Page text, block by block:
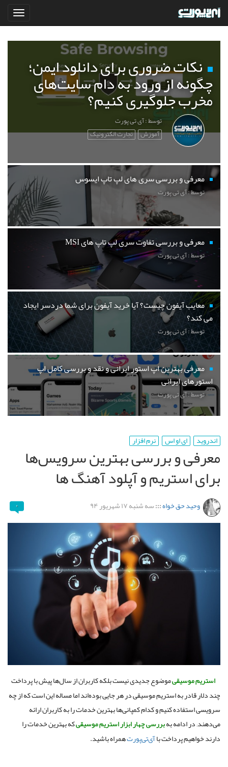
نکات ضروری برای دانلود ایمن؛
چگونه از ورود به دام سایت‌های
مخرب جلوگیری کنیم؟
توسط : آی تی پورت
آموزش تجارت الکترونیک
معرفی و بررسی سری های لپ تاپ ایسوس
توسط : آی تی پورت
معرفی و بررسی تفاوت سری لپ تاپ های MSI
توسط : آی تی پورت
معایب آیفون چیست؟ آیا خرید آیفون برای شما دردسر ایجاد
می کند؟
توسط : آی تی پورت
معرفی بهترین اپ استور ایرانی و نقد و بررسی کامل اپ
استورهای ایرانی
توسط : آی تی پورت
اندروید ای او اس نرم افزار
معرفی و بررسی بهترین سرویس‌ها
برای استریم و آپلود آهنگ ها
وحید حق خواه:::سه شنبه ۱۷ شهریور ۹۴ ۰
استریم موسیقیموضوع جدیدی نیست بلکه کاربران از سال‌ها پیش با پرداخت
چند دلار قادر به استریم موسیقی در هر جایی بوده‌اند اما مساله این است که از چه
سرویسی استفاده کنیم و کدام کمپانی‌ها بهترین خدمات را به کاربران ارائه
می‌دهند; در ادامه بهبررسی چهار ابزار استریم موسیقیکه بهترین خدمات را
دارند خواهیم پرداخت باآی‌تی‌پورتهمراه باشید.